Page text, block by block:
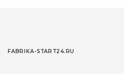
FABRIKA-START24.RU